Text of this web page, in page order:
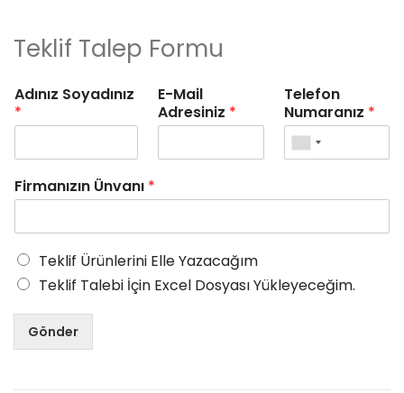
Teklif Talep Formu
Adınız Soyadınız
*
E-Mail
Adresiniz *
Telefon
Numaranız *
Firmanızın Ünvanı *
Teklif Ürünlerini Elle Yazacağım
Teklif Talebi İçin Excel Dosyası Yükleyeceğim.
Gönder